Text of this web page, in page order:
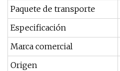
Paquete de transporte
Especificación
Marca comercial
Origen